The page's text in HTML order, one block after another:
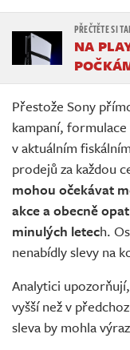
NA
Přestože Sony
kampaní,
v aktuálním
prodejů za každou
mohou očekávat
akce a obecně
minulých letech.
nenabídly slevy na
Analytici
vyšší než v
sleva by mohla